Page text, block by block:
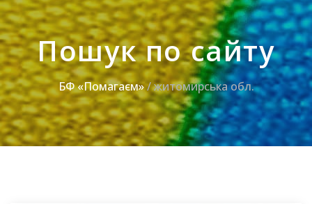
Пошук по сайту
БФ «Помагаєм»/ житомирська обл.